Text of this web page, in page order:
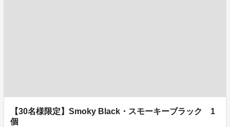
【30名様限定】Smoky Black・スモーキーブラック 1
個